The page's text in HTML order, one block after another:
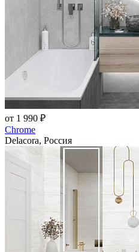
от 1 990 ₽
Chrome
Delacora, Россия